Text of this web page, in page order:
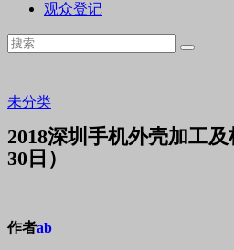
观众登记
未分类
2018深圳手机外壳加工
30日）
作者ab